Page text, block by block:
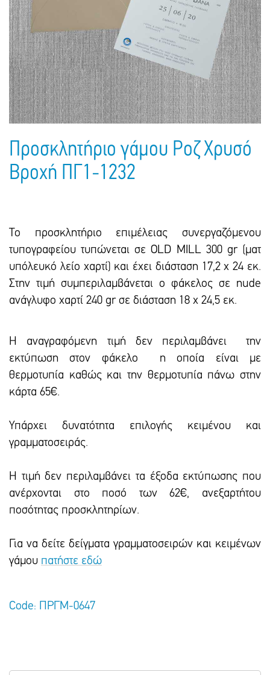
Πακέτα Δώρων
Σακούλες
Τσάντες - Ποδιές - Ομπρέλες
Βιβλία
Παιδικό Πάρτι
Παιδικά Είδη
Ημερολόγια - Ατζέντες
Γραφική Ύλη
Είδη Γραφείου
Τετράδια - Φάκελοι
Μπλοκ Ζωγραφικής
Προσκλητήριο γάμου Ροζ Χρυσό
Βροχή ΠΓ1-1232
Το προσκλητήριο επιμέλειας συνεργαζόμενου
τυπογραφείου τυπώνεται σε OLD MILL 300 gr (ματ
υπόλευκό λείο χαρτί) και έxει διάσταση 17,2 x 24 εκ.
Στην τιμή συμπεριλαμβάνεται ο φάκελος σε nude
ανάγλυφο χαρτί 240 gr σε διάσταση 18 x 24,5 εκ.
Η αναγραφόμενη τιμή δεν περιλαμβάνει την
εκτύπωση στον φάκελο η οποία είναι με
θερμοτυπία καθώς και την θερμοτυπία πάνω στην
κάρτα 65€.
Υπάρxει δυνατότητα επιλογής κειμένου και
γραμματοσειράς.
Η τιμή δεν περιλαμβάνει τα έξοδα εκτύπωσης που
ανέρχονται στο ποσό των 62€, ανεξαρτήτου
ποσότητας προσκλητηρίων.
Για να δείτε δείγματα γραμματοσειρών και κειμένων
γάμου πατήστε εδώ
Code: ΠΡΓΜ-0647